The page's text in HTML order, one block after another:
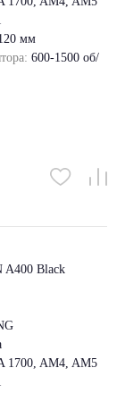
мм
600-1500 об/
A400 Black
1700, AM4, AM5